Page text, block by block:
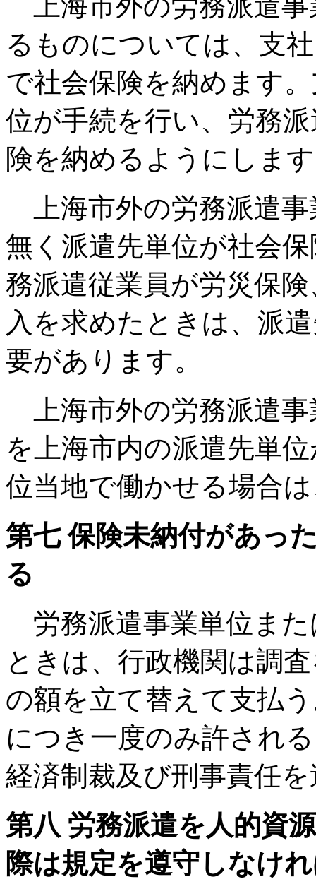
上海市外の労務派遣
るものについては、支
で社会保険を納めます
位が手続を行い、労務
険を納めるようにしま
上海市外の労務派遣
無く派遣先単位が社会
務派遣従業員が労災保
入を求めたときは、派
要があります。
上海市外の労務派遣
を上海市内の派遣先単
位当地で働かせる場合
第七 保険未納付があっ
る
労務派遣事業単位ま
ときは、行政機関は調
の額を立て替えて支払
につき一度のみ許され
経済制裁及び刑事責任
第八 労務派遣を人的資
際は規定を遵守しなけ